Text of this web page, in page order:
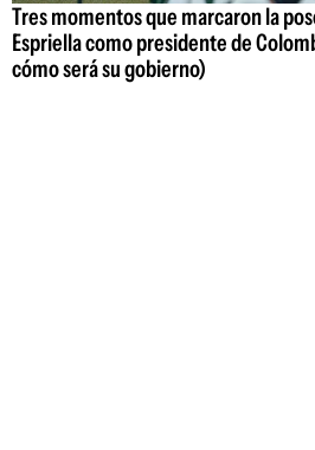
Tres momentos que marcaron la
Espriella como presidente de
cómo será su gobierno)